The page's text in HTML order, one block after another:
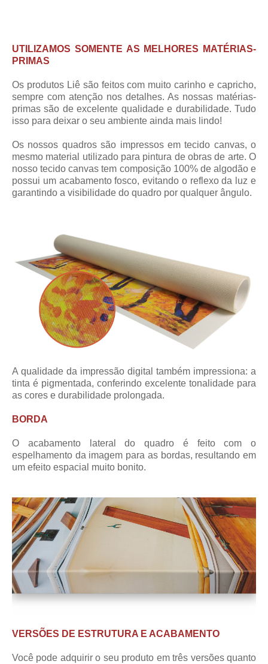
UTILIZAMOS SOMENTE AS MELHORES MATÉRIAS-
PRIMAS
Os produtos Liê são feitos com muito carinho e capricho,
sempre com atenção nos detalhes. As nossas matérias-
primas são de excelente qualidade e durabilidade. Tudo
isso para deixar o seu ambiente ainda mais lindo!
Os nossos quadros são impressos em tecido canvas, o
mesmo material utilizado para pintura de obras de arte. O
nosso tecido canvas tem composição 100% de algodão e
possui um acabamento fosco, evitando o reflexo da luz e
garantindo a visibilidade do quadro por qualquer ângulo.
A qualidade da impressão digital também impressiona: a
tinta é pigmentada, conferindo excelente tonalidade para
as cores e durabilidade prolongada.
BORDA
O acabamento lateral do quadro é feito com o
espelhamento da imagem para as bordas, resultando em
um efeito espacial muito bonito.
VERSÕES DE ESTRUTURA E ACABAMENTO
Você pode adquirir o seu produto em três versões quanto